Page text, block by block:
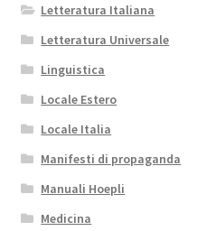
Letteratura Italiana
Letteratura Universale
Linguistica
Locale Estero
Locale Italia
Manifesti di propaganda
Manuali Hoepli
Medicina